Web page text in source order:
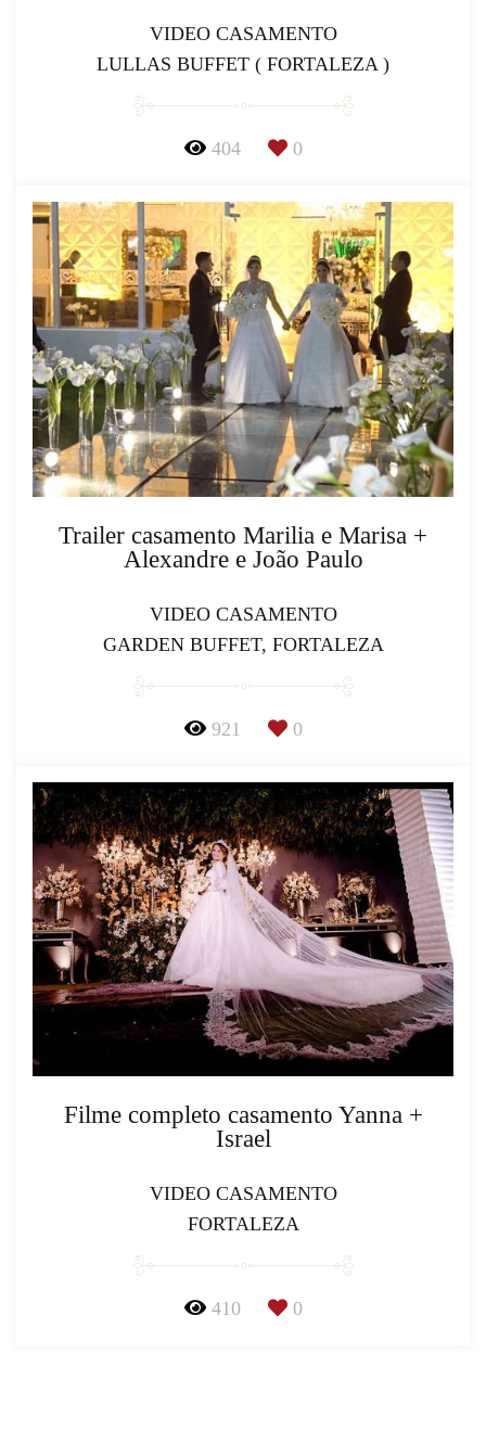
VIDEO CASAMENTO
LULLAS BUFFET ( FORTALEZA )
404 0
Trailer casamento Marilia e Marisa +
Alexandre e João Paulo
VIDEO CASAMENTO
GARDEN BUFFET, FORTALEZA
921 0
Filme completo casamento Yanna +
Israel
VIDEO CASAMENTO
FORTALEZA
410 0